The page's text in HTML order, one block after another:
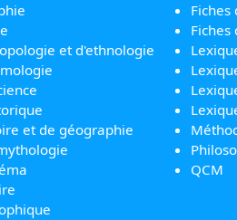
et d'ethnologie
et de géographie
Fiches
QCM